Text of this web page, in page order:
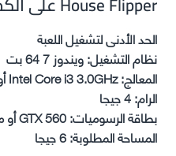
الحد الأدنى لتشغيل اللعبة
نظام التشغيل: ويندوز 7 64 بت
المعالج: Intel Core i3 3.0GHz أو ما يعادله
الرام: 4 جيجا
بطاقة الرسوميات: GTX 560 أو ما يعادلها
المساحة المطلوبة: 6 جيجا